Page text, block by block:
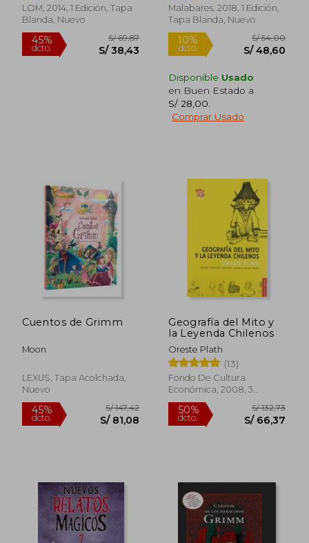
55%
dcto. S/ 84,71
55%
LOM, 2014, 1 Edición, Tapa
Blanda, Nuevo
45%
Malabares, 2018, 1 Edición,
Tapa Blanda, Nuevo
10%
Rápido
Disponible Usado
en Buen Estado a
S/ 28,00
Comprar Usado
Cuentos de Grimm
Moon
LEXUS, Tapa Acolchada,
Nuevo
Geografía del Mito y
la Leyenda Chilenos
Oreste Plath
(13)
Fondo De Cultura
Económica, 2008, 3
Edición, Tapa Blanda,
Nuevo